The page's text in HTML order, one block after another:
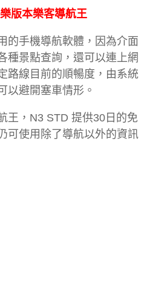
版本樂客導航王
的手機導航軟體，因為介面
種景點查詢，還可以連上網
路線目前的順暢度，由系統
以避開塞車情形。
王，N3 STD 提供30日的免
可使用除了導航以外的資訊